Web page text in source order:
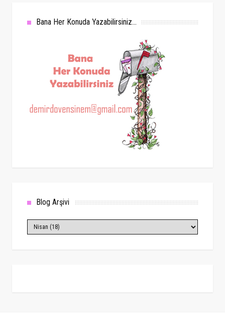
Bana Her Konuda Yazabilirsiniz...
Blog Arşivi